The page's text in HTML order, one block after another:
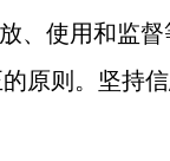
使用和监督
原则。坚持